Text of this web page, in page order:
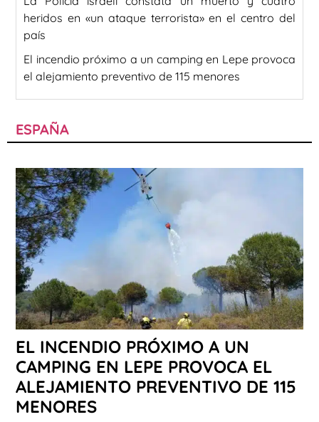
heridos en «un ataque terrorista» en el centro del
país
El incendio próximo a un camping en Lepe provoca
el alejamiento preventivo de 115 menores
ESPAÑA
EL INCENDIO PRÓXIMO A UN
CAMPING EN LEPE PROVOCA EL
ALEJAMIENTO PREVENTIVO DE 115
MENORES